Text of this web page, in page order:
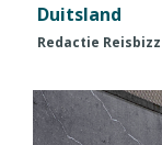
Duitsland
Redactie Reisbizz